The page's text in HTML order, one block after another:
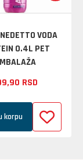
VODA
0.4L PET
90 RSD
korpu